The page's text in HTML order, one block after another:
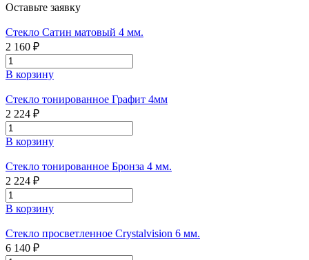
Оставьте заявку
Стекло Сатин матовый 4 мм.
2 160 ₽
В корзину
Стекло тонированное Графит 4мм
2 224 ₽
В корзину
Стекло тонированное Бронза 4 мм.
2 224 ₽
В корзину
Стекло просветленное Crystalvision 6 мм.
6 140 ₽